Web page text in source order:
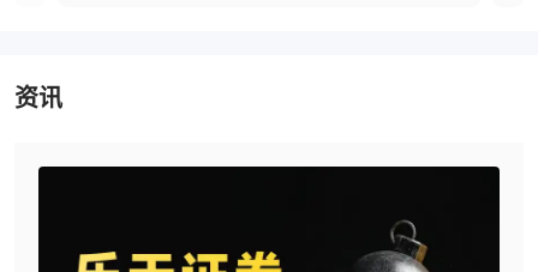
投资一样，风险始终存在，交易者在与任何经纪人进行投资之前应进
指数和金属。商品和加密货币等其他资产类别不可用。
资讯